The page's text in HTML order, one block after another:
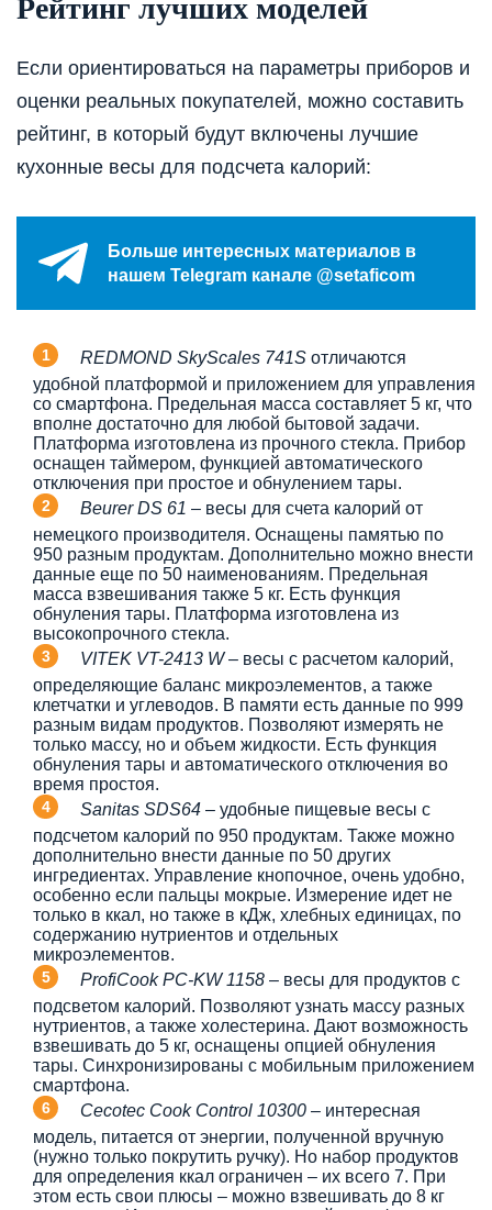
Рейтинг лучших моделей
Если ориентироваться на параметры приборов и
оценки реальных покупателей, можно составить
рейтинг, в который будут включены лучшие
кухонные весы для подсчета калорий:
Больше интересных материалов в
нашем Telegram канале @setaficom
REDMOND SkyScales 741S отличаются
удобной платформой и приложением для управления
со смартфона. Предельная масса составляет 5 кг, что
вполне достаточно для любой бытовой задачи.
Платформа изготовлена из прочного стекла. Прибор
оснащен таймером, функцией автоматического
отключения при простое и обнулением тары.
Beurer DS 61 – весы для счета калорий от
немецкого производителя. Оснащены памятью по
950 разным продуктам. Дополнительно можно внести
данные еще по 50 наименованиям. Предельная
масса взвешивания также 5 кг. Есть функция
обнуления тары. Платформа изготовлена из
высокопрочного стекла.
VITEK VT-2413 W– весы с расчетом калорий,
определяющие баланс микроэлементов, а также
клетчатки и углеводов. В памяти есть данные по 999
разным видам продуктов. Позволяют измерять не
только массу, но и объем жидкости. Есть функция
обнуления тары и автоматического отключения во
время простоя.
Sanitas SDS64 – удобные пищевые весы с
подсчетом калорий по 950 продуктам. Также можно
дополнительно внести данные по 50 других
ингредиентах. Управление кнопочное, очень удобно,
особенно если пальцы мокрые. Измерение идет не
только в ккал, но также в кДж, хлебных единицах, по
содержанию нутриентов и отдельных
микроэлементов.
ProfiCook PC-KW 1158 – весы для продуктов с
подсветом калорий. Позволяют узнать массу разных
нутриентов, а также холестерина. Дают возможность
взвешивать до 5 кг, оснащены опцией обнуления
тары. Синхронизированы с мобильным приложением
смартфона.
Cecotec Cook Control 10300 – интересная
модель, питается от энергии, полученной вручную
(нужно только покрутить ручку). Но набор продуктов
для определения ккал ограничен – их всего 7. При
этом есть свои плюсы – можно взвешивать до 8 кг